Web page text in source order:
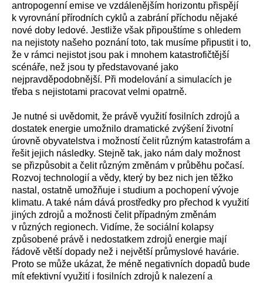
antropogenní emise ve vzdálenějším horizontu přispějí
k vyrovnání přírodních cyklů a zabrání příchodu nějaké
nové doby ledové. Jestliže však připouštíme s ohledem
na nejistoty našeho poznání toto, tak musíme připustit i to,
že v rámci nejistot jsou pak i mnohem katastrofičtější
scénáře, než jsou ty představované jako
nejpravděpodobnější. Při modelování a simulacích je
třeba s nejistotami pracovat velmi opatrně.
Je nutné si uvědomit, že právě využití fosilních zdrojů a
dostatek energie umožnilo dramatické zvýšení životní
úrovně obyvatelstva i možností čelit různým katastrofám a
řešit jejich následky. Stejně tak, jako nám daly možnost
se přizpůsobit a čelit různým změnám v průběhu počasí.
Rozvoj technologií a vědy, který by bez nich jen těžko
nastal, ostatně umožňuje i studium a pochopení vývoje
klimatu. A také nám dává prostředky pro přechod k využití
jiných zdrojů a možnosti čelit případným změnám
v různých regionech. Vidíme, že sociální kolapsy
způsobené právě i nedostatkem zdrojů energie mají
řádově větší dopady než i největší průmyslové havárie.
Proto se může ukázat, že méně negativních dopadů bude
mít efektivní využití i fosilních zdrojů k nalezení a